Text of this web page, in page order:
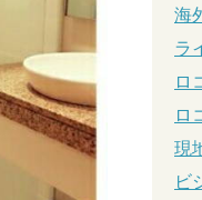
海
ラ
ロ
ロ
現
ビ